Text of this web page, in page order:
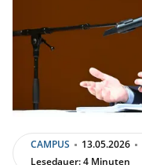
CAMPUS 13.05.2026
Lesedauer: 4 Minuten